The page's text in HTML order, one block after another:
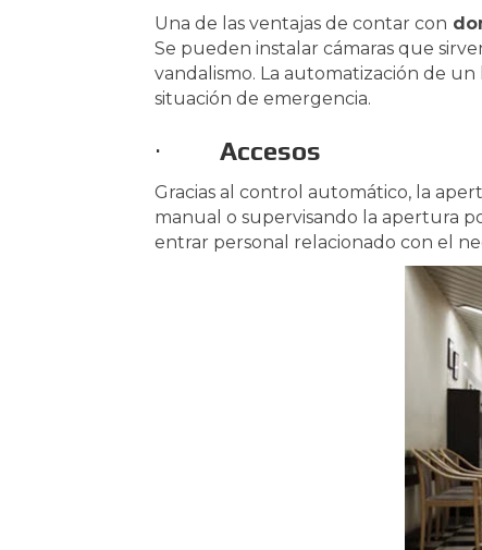
Una de las ventajas de contar con
Se pueden instalar cámaras que
vandalismo. La automatización de
situación de emergencia.
· Accesos
Gracias al control automático, la
manual o supervisando la apertura
entrar personal relacionado con el